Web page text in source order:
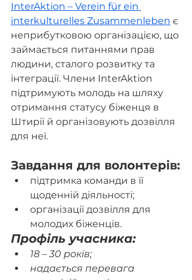
InterAktion – Verein für ein
interkulturelles Zusammenleben є
неприбутковою організацією, що
займається питаннями прав
людини, сталого розвитку та
інтеграції. Члени InterAktion
підтримують молодь на шляху
отримання статусу біженця в
Штирії й організовують дозвілля
для неї.
Завдання для волонтерів:
підтримка команди в її
щоденній діяльності;
організації дозвілля для
молодих біженців.
Профіль учасника:
18 – 30 років;
надається перевага